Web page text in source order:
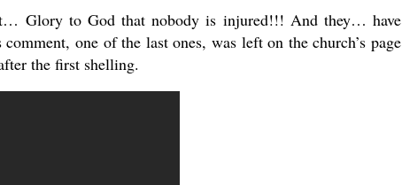
Glory to God that nobody is injured!!! And they… have
one of the last ones, was left on the church’s page
the first shelling.